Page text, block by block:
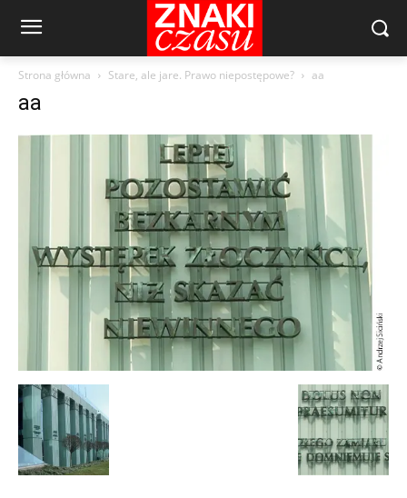
Strona główna Stare, ale jare. Prawo niepostępowe? aa
aa